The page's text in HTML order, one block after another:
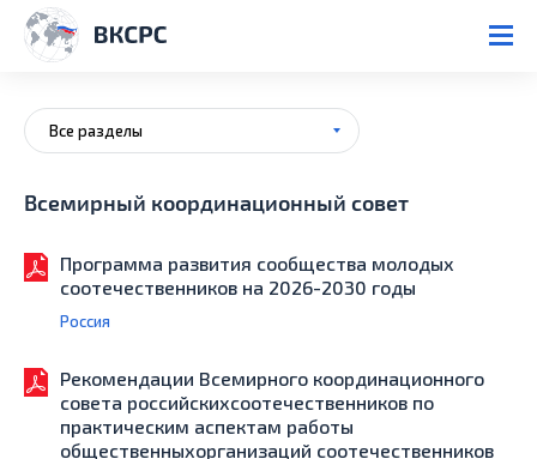
Все разделы
Всемирный координационный совет
Программа развития сообщества молодых
соотечественников на 2026-2030 годы
Россия
Рекомендации Всемирного координационного
совета российскихсоотечественников по
практическим аспектам работы
общественныхорганизаций соотечественников